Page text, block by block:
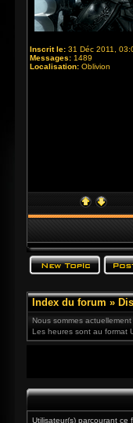
Inscrit le: 31 Déc 2011,
Messages: 1489
Localisation: Oblivion
Index du forum »
Nous sommes
Les heures sont au format
Utilisateur(s) parcourant ce